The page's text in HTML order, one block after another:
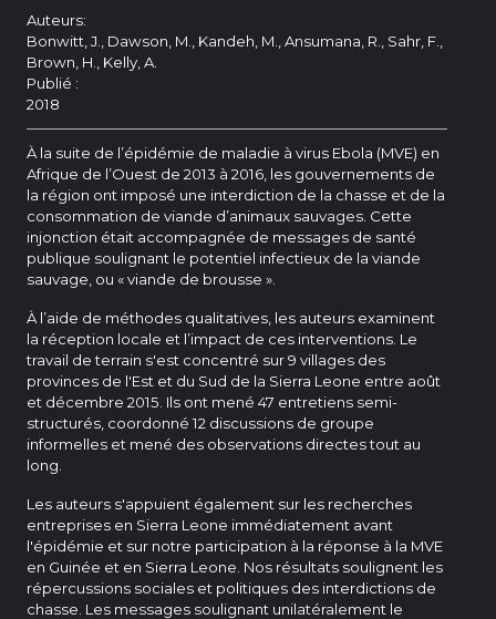
Auteurs:
Bonwitt, J., Dawson, M., Kandeh, M., Ansumana, R., Sahr, F.,
Brown, H., Kelly, A.
Publié :
2018
À la suite de l’épidémie de maladie à virus Ebola (MVE) en
Afrique de l’Ouest de 2013 à 2016, les gouvernements de
la région ont imposé une interdiction de la chasse et de la
consommation de viande d’animaux sauvages. Cette
injonction était accompagnée de messages de santé
publique soulignant le potentiel infectieux de la viande
sauvage, ou « viande de brousse ».
À l’aide de méthodes qualitatives, les auteurs examinent
la réception locale et l’impact de ces interventions. Le
travail de terrain s'est concentré sur 9 villages des
provinces de l'Est et du Sud de la Sierra Leone entre août
et décembre 2015. Ils ont mené 47 entretiens semi-
structurés, coordonné 12 discussions de groupe
informelles et mené des observations directes tout au
long.
Les auteurs s'appuient également sur les recherches
entreprises en Sierra Leone immédiatement avant
l'épidémie et sur notre participation à la réponse à la MVE
en Guinée et en Sierra Leone. Nos résultats soulignent les
répercussions sociales et politiques des interdictions de
chasse. Les messages soulignant unilatéralement le